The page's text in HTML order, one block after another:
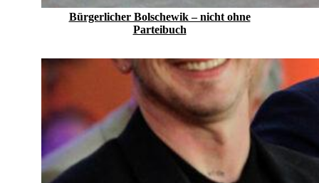
Bürgerlicher Bolschewik – nicht ohne
Parteibuch